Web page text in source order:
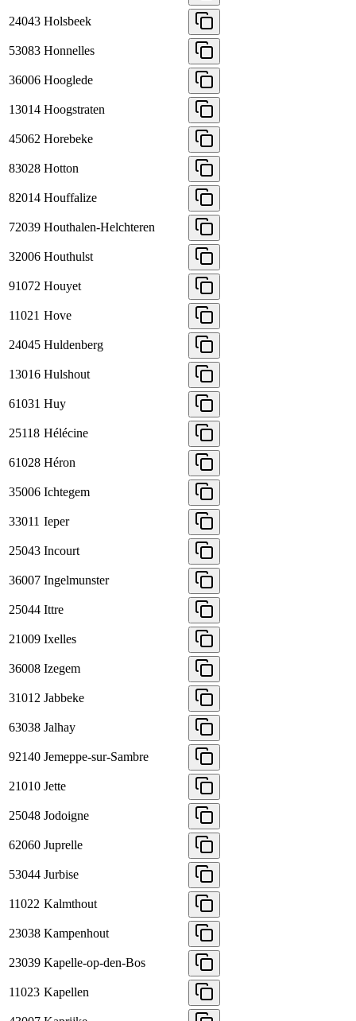
24043 Holsbeek
53083 Honnelles
36006 Hooglede
13014 Hoogstraten
45062 Horebeke
83028 Hotton
82014 Houffalize
72039 Houthalen-Helchteren
32006 Houthulst
91072 Houyet
11021 Hove
24045 Huldenberg
13016 Hulshout
61031 Huy
25118 Hélécine
61028 Héron
35006 Ichtegem
33011 Ieper
25043 Incourt
36007 Ingelmunster
25044 Ittre
21009 Ixelles
36008 Izegem
31012 Jabbeke
63038 Jalhay
92140 Jemeppe-sur-Sambre
21010 Jette
25048 Jodoigne
62060 Juprelle
53044 Jurbise
11022 Kalmthout
23038 Kampenhout
23039 Kapelle-op-den-Bos
11023 Kapellen